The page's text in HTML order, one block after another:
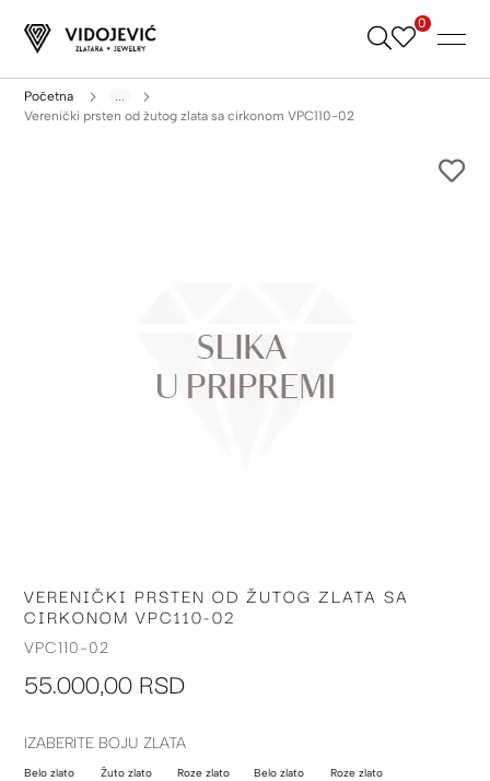
Skip
0
Početna
...
Verenički prsten od žutog zlata sa cirkonom VPC110-02
Skip
to
the
of
gallery
VERENIČKI PRSTEN OD ŽUTOG ZLATA SA
CIRKONOM VPC110-02
VPC110-02
55.000,00 RSD
IZABERITE BOJU ZLATA
Belo zlato
Žuto zlato
Roze zlato
Belo zlato
Roze zlato